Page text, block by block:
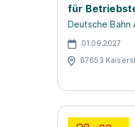
für
Deutsche Bahn
01.09.2027
67653